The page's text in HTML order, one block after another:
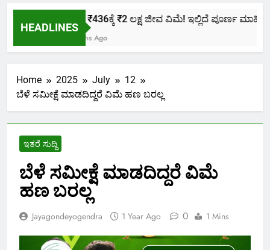
HEADLINES
ಕೇವಲ ₹436ಕ್ಕೆ ₹2 ಲಕ್ಷ ಜೀವ ವಿಮೆ! ಇಲ್ಲಿದೆ ಪೂರ್ಣ ಮಾಹಿತಿ.
2 Months Ago
Home 2025 July
12
ಬೆಳೆ ಸಮೀಕ್ಷೆ ಮಾಡದಿದ್ದರೆ ವಿಮೆ ಹಣ ಬರಲ್ಲ
ಇತರೆ ಸುದ್ದಿ
ಬೆಳೆ ಸಮೀಕ್ಷೆ ಮಾಡದಿದ್ದರೆ ವಿಮೆ
ಹಣ ಬರಲ್ಲ
Jayagondeyogendra 1 Year Ago 0 1 Mins